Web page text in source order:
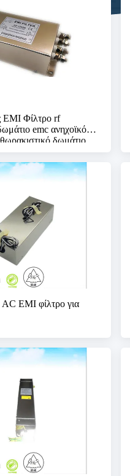
ΕΜΙ Φίλτρο rf
emc ανηχοϊκό
δωμάτιο
EMI φίλτρο για